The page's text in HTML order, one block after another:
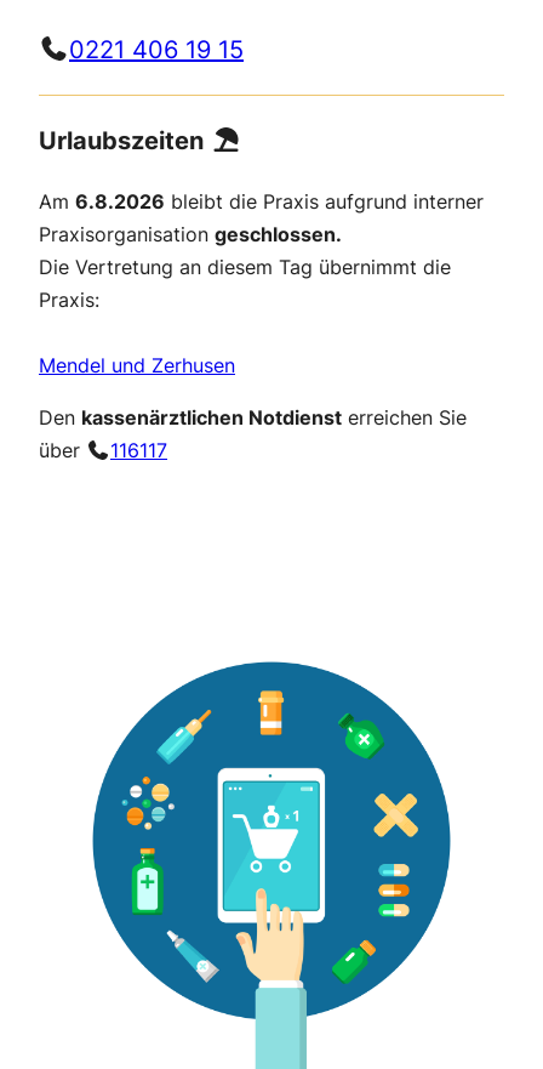
0221 406 19 15
Urlaubszeiten
Am 6.8.2026 bleibt die Praxis aufgrund interner
Praxisorganisation geschlossen.
Die Vertretung an diesem Tag übernimmt die
Praxis:
Mendel und Zerhusen
Den kassenärztlichen Notdienst erreichen Sie
über
116117